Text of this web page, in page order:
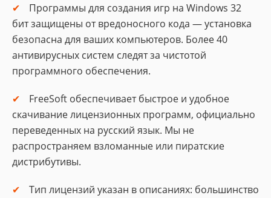
Программы для создания игр на Windows 32
бит защищены от вредоносного кода — установка
безопасна для ваших компьютеров. Более 40
антивирусных систем следят за чистотой
программного обеспечения.
FreeSoft обеспечивает быстрое и удобное
скачивание лицензионных программ, официально
переведенных на русский язык. Мы не
распространяем взломанные или пиратские
дистрибутивы.
Тип лицензий указан в описаниях: большинство